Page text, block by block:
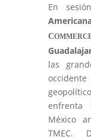
En
C
las
enfrenta
México
TMEC.